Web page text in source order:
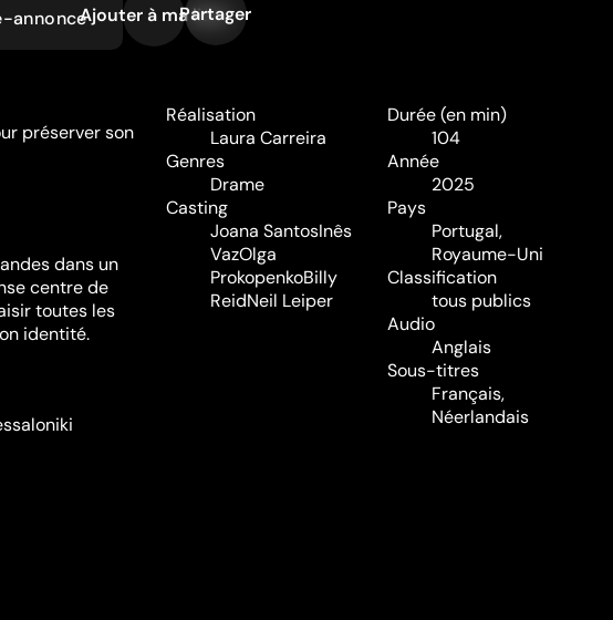
annonceAjouter à ma liste
Partager
préserver son
dans un
centre de
toutes les
identité.
Réalisation
Laura Carreira
Genres
Drame
Casting
Joana SantosInês
VazOlga
ProkopenkoBilly
ReidNeil Leiper
Durée (en min)
104
Année
2025
Pays
Portugal,
Royaume-Uni
Classification
tous publics
Audio
Anglais
Sous-titres
Français,
Néerlandais